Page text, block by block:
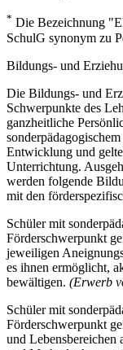
* Die Bezeichnung
SchulG synonym zu
Bildungs- und
Die Bildungs- und
Schwerpunkte des
ganzheitliche
Entwicklung und
Unterrichtung.
werden folgende
mit den
Schüler mit
Förderschwerpunkt
jeweiligen
es ihnen ermöglicht,
bewältigen. (Erwerb
Schüler mit
Förderschwerpunkt
und Lebensbereichen